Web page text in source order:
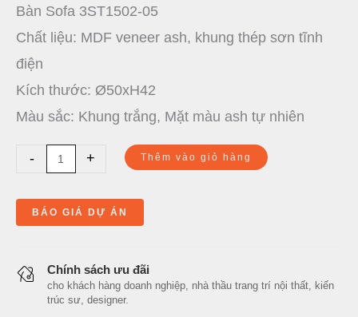
Bàn Sofa 3ST1502-05
Chất liệu: MDF veneer ash, khung thép sơn tĩnh
điện
Kích thước: Ø50xH42
Màu sắc: Khung trắng, Mặt màu ash tự nhiên
- + Thêm vào giỏ hàng
BÁO GIÁ DỰ ÁN
Chính sách ưu đãi
cho khách hàng doanh nghiệp, nhà thầu trang trí nội thất, kiến
trúc sư, designer.